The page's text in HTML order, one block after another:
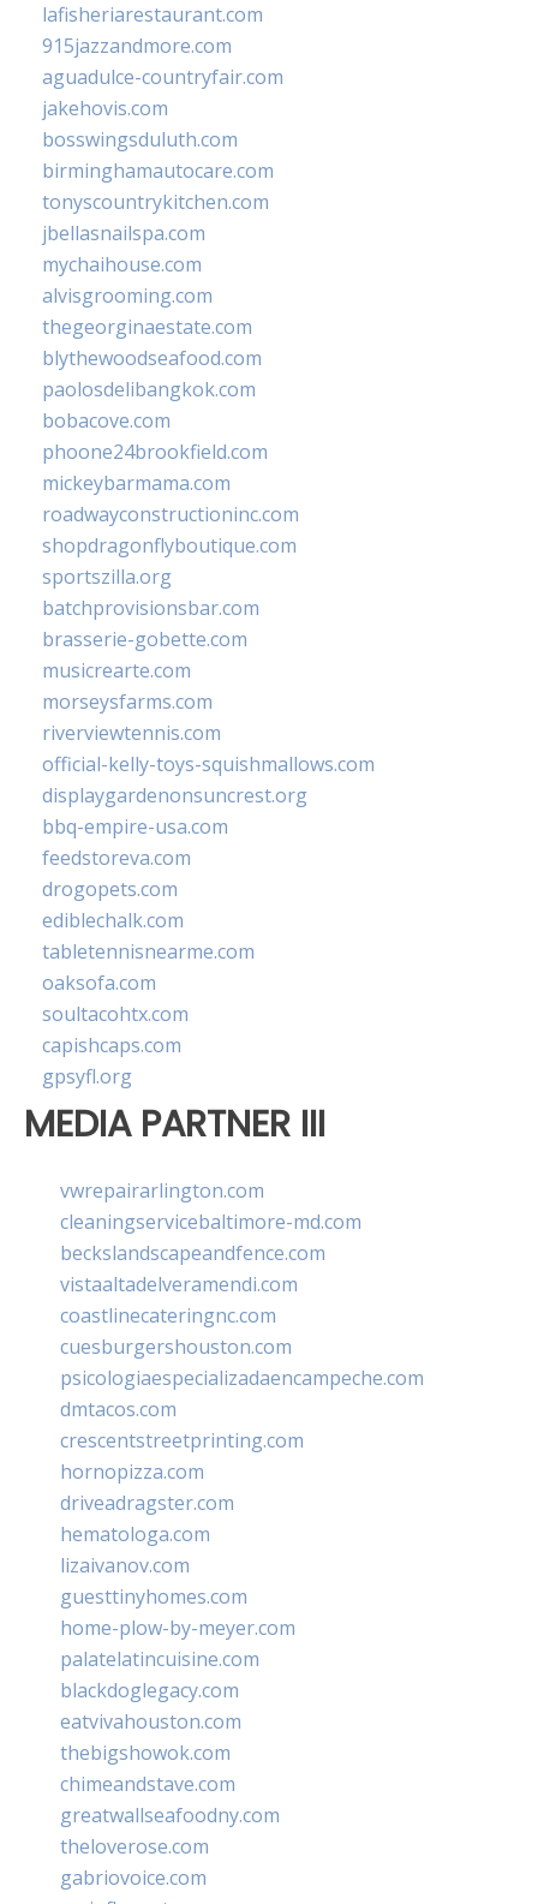
lafisheriarestaurant.com
915jazzandmore.com
aguadulce-countryfair.com
jakehovis.com
bosswingsduluth.com
birminghamautocare.com
tonyscountrykitchen.com
jbellasnailspa.com
mychaihouse.com
alvisgrooming.com
thegeorginaestate.com
blythewoodseafood.com
paolosdelibangkok.com
bobacove.com
phoone24brookfield.com
mickeybarmama.com
roadwayconstructioninc.com
shopdragonflyboutique.com
sportszilla.org
batchprovisionsbar.com
brasserie-gobette.com
musicrearte.com
morseysfarms.com
riverviewtennis.com
official-kelly-toys-squishmallows.com
displaygardenonsuncrest.org
bbq-empire-usa.com
feedstoreva.com
drogopets.com
ediblechalk.com
tabletennisnearme.com
oaksofa.com
soultacohtx.com
capishcaps.com
gpsyfl.org
MEDIA PARTNER III
vwrepairarlington.com
cleaningservicebaltimore-md.com
beckslandscapeandfence.com
vistaaltadelveramendi.com
coastlinecateringnc.com
cuesburgershouston.com
psicologiaespecializadaencampeche.com
dmtacos.com
crescentstreetprinting.com
hornopizza.com
driveadragster.com
hematologa.com
lizaivanov.com
guesttinyhomes.com
home-plow-by-meyer.com
palatelatincuisine.com
blackdoglegacy.com
eatvivahouston.com
thebigshowok.com
chimeandstave.com
greatwallseafoodny.com
theloverose.com
gabriovoice.com